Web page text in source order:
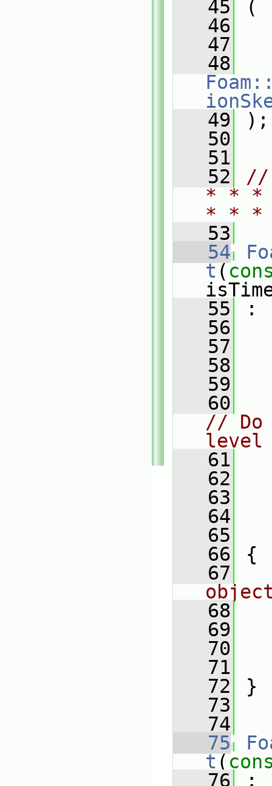
   45
(
   46
   47
   48
   49
);
   50
   51
   52
//
* * *
* *
   53
   54
t (
   55
:
   56
   57
   58
   59
   60
// Do
level
   61
   62
   63
   64
   65
   66
{
   67
   68
   69
   70
   71
   72
}
   73
   74
   75
t (
   76
: